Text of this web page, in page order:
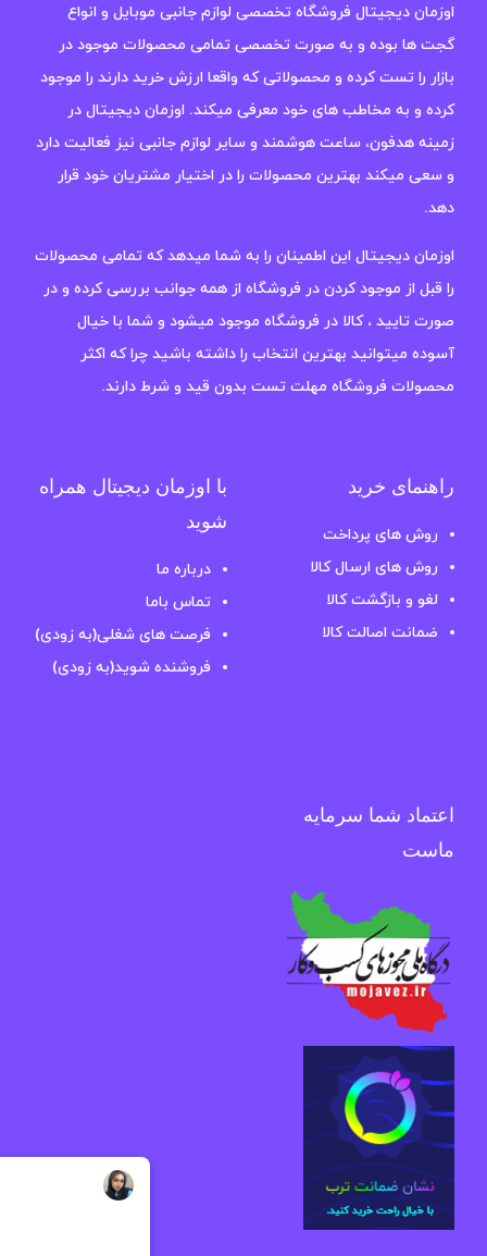
اوزمان دیجیتال فروشگاه تخصصی لوازم جانبی موبایل و انواع
گجت ها بوده و به صورت تخصصی تمامی محصولات موجود در
بازار را تست کرده و محصولاتی که واقعا ارزش خرید دارند را موجود
کرده و به مخاطب های خود معرفی میکند. اوزمان دیجیتال در
زمینه هدفون، ساعت هوشمند و سایر لوازم جانبی نیز فعالیت دارد
و سعی میکند بهترین محصولات را در اختیار مشتریان خود قرار
دهد.
اوزمان دیجیتال این اطمینان را به شما میدهد که تمامی محصولات
را قبل از موجود کردن در فروشگاه از همه جوانب بررسی کرده و در
صورت تایید ، کالا در فروشگاه موجود میشود و شما با خیال
آسوده میتوانید بهترین انتخاب را داشته باشید چرا که اکثر
محصولات فروشگاه مهلت تست بدون قید و شرط دارند.
راهنمای خرید
روش های پرداخت
روش های ارسال کالا
لغو و بازگشت کالا
ضمانت اصالت کالا
با اوزمان دیجیتال همراه
شوید
درباره ما
تماس باما
فرصت های شغلی(به زودی)
فروشنده شوید(به زودی)
اعتماد شما سرمایه
ماست